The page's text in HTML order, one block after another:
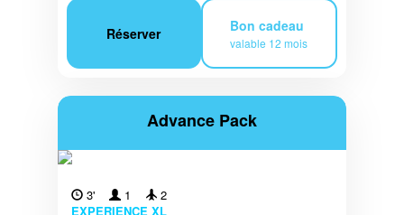
Réserver Bon cadeau
valable 12 mois
Advance Pack
3' 1
2
EXPERIENCE XL